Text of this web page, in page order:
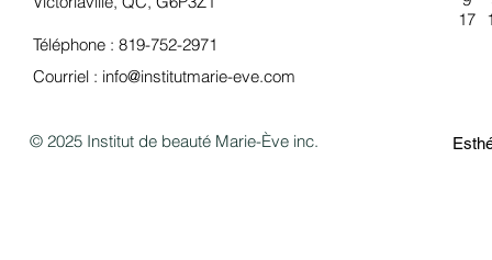
17
Téléphone : 819-752-2971
Courriel : info@institutmarie-eve.com
© 2025 Institut de beauté Marie-Ève inc.